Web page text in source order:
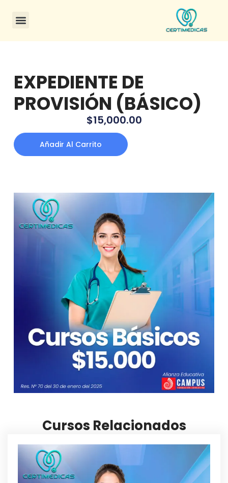
EXPEDIENTE DE
PROVISIÓN (BÁSICO)
$15,000.00
Añadir Al Carrito
Cursos Relacionados